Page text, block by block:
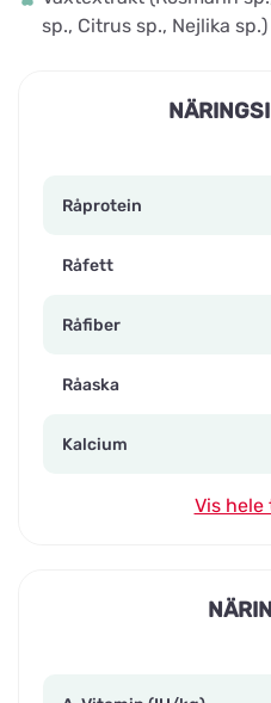
sp., Citrus sp., Nejlika sp.)
Råprotein
Råfett
Råfiber
Råaska
Kalcium
Vis hele